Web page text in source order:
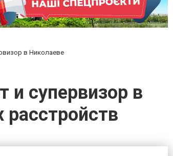
в Николаеве
и супервизор в